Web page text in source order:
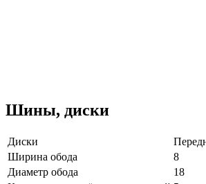
Шины, диски
Диски
Ширина обода
8
Диаметр обода
18